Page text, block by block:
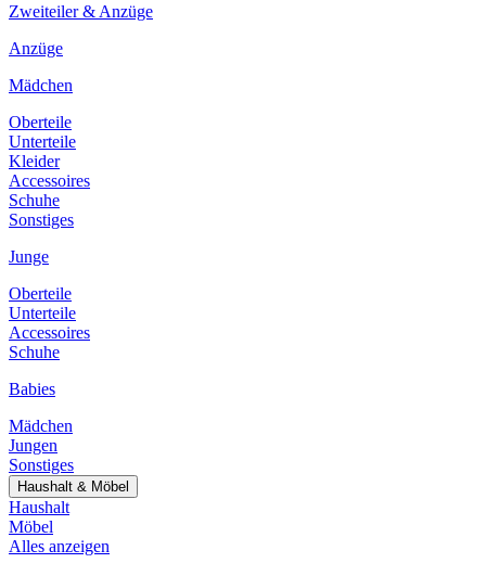
Zweiteiler & Anzüge
Anzüge
Mädchen
Oberteile
Unterteile
Kleider
Accessoires
Schuhe
Sonstiges
Junge
Oberteile
Unterteile
Accessoires
Schuhe
Babies
Mädchen
Jungen
Sonstiges
Haushalt & Möbel
Haushalt
Möbel
Alles anzeigen